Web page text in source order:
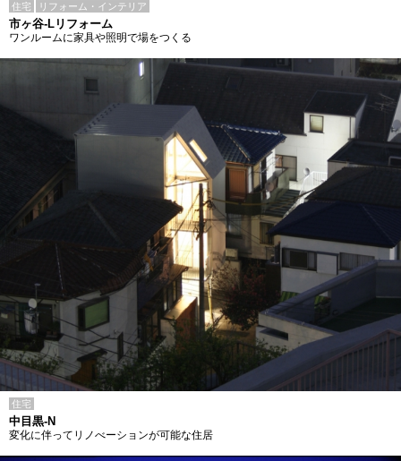
住宅 リフォーム・インテリア
市ヶ谷-Lリフォーム
ワンルームに家具や照明で場をつくる
住宅
中目黒-N
変化に伴ってリノべーションが可能な住居